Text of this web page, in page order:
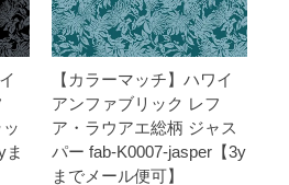
ま
【カラーマッチ】ハワイ
アンファブリック レフ
ア・ラウアエ総柄 ジャス
パー fab-K0007-jasper【3y
までメール便可】